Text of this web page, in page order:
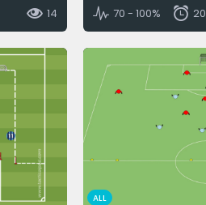
14 70 - 100%
ALL